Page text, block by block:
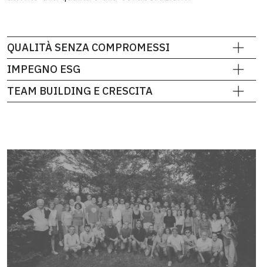
QUALITÀ SENZA COMPROMESSI
IMPEGNO ESG
TEAM BUILDING E CRESCITA